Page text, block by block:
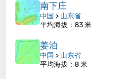
南下庄
中国 > 山东省
平均海拔 ：83 米
姜泊
中国 > 山东省
平均海拔 ：8 米